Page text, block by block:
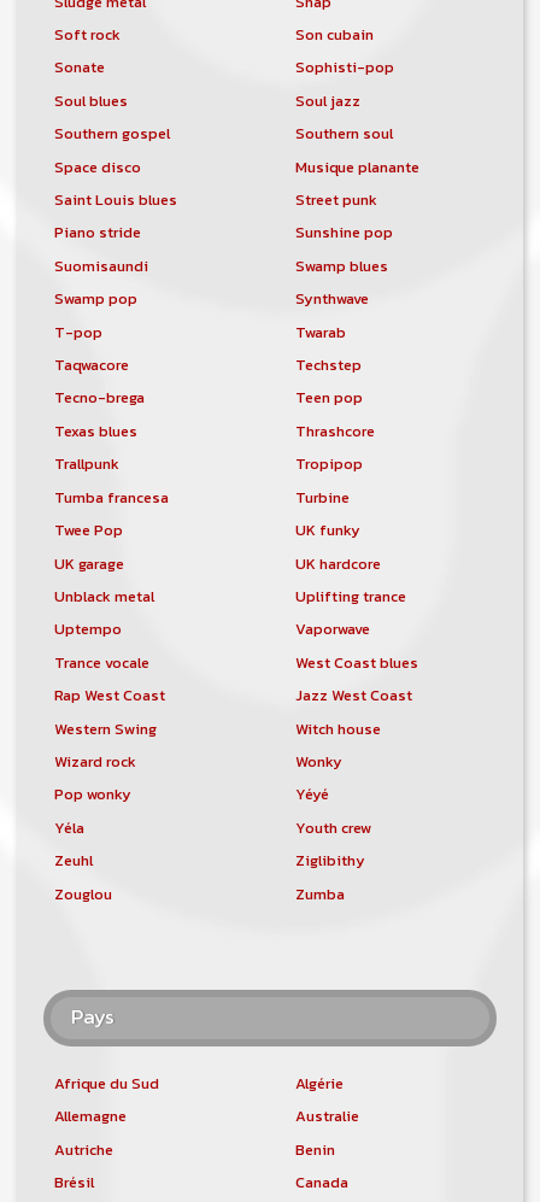
Soft rock
Son cubain
Sonate
Sophisti-pop
Soul blues
Soul jazz
Southern gospel
Southern soul
Space disco
Musique planante
Saint Louis blues
Street punk
Piano stride
Sunshine pop
Suomisaundi
Swamp blues
Swamp pop
Synthwave
T-pop
Twarab
Taqwacore
Techstep
Tecno-brega
Teen pop
Texas blues
Thrashcore
Trallpunk
Tropipop
Tumba francesa
Turbine
Twee Pop
UK funky
UK garage
UK hardcore
Unblack metal
Uplifting trance
Uptempo
Vaporwave
Trance vocale
West Coast blues
Rap West Coast
Jazz West Coast
Western Swing
Witch house
Wizard rock
Wonky
Pop wonky
Yéyé
Yéla
Youth crew
Zeuhl
Ziglibithy
Zouglou
Zumba
Pays
Afrique du Sud
Algérie
Allemagne
Australie
Autriche
Benin
Brésil
Canada